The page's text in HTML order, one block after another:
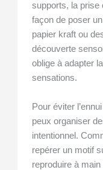
supports, la prise
façon de poser
papier kraft ou
découverte
oblige à adapter
sensations.
Pour éviter
peux organiser
intentionnel.
repérer un motif
reproduire à